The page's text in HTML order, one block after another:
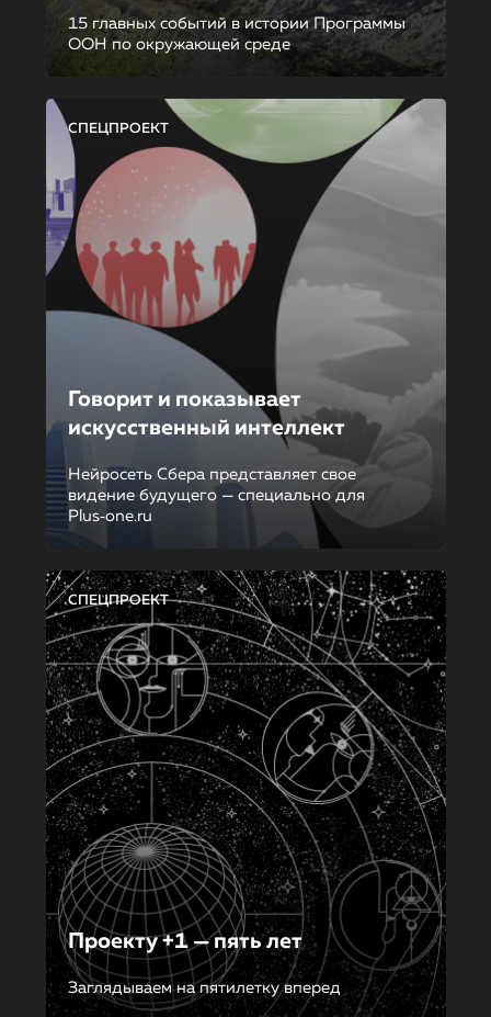
15 главных событий в истории Программы
ООН по окружающей среде
СПЕЦПРОЕКТ
Говорит и показывает
искусственный интеллект
Нейросеть Сбера представляет свое
видение будущего — специально для
Plus‑one.ru
СПЕЦПРОЕКТ
Проекту +1 — пять лет
Заглядываем на пятилетку вперед